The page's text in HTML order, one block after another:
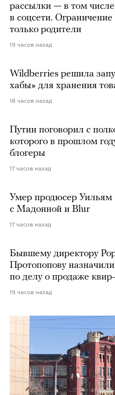
рассылки — в том
в соцсети. Ограничение
только родители
19 часов назад
Wildberries решила
хабы» для хранения
18 часов назад
Путин поговорил с
которого в прошлом
блогеры
17 часов назад
Умер продюсер Уильям
с Мадонной и Blur
17 часов назад
Бывшему директору
Протопопову
по делу о продаже
19 часов назад